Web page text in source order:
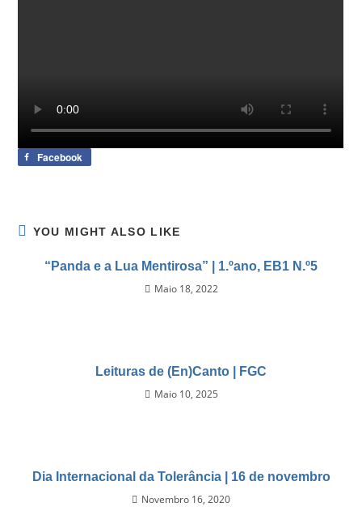
Facebook
YOU MIGHT ALSO LIKE
“Panda e a Lua Mentirosa” | 1.ºano, EB1 N.º5
Maio 18, 2022
Leituras de (En)Canto | FGC
Maio 10, 2025
Dia Internacional da Tolerância | 16 de novembro
Novembro 16, 2020